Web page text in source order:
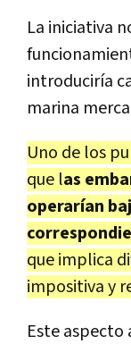
La iniciativa
introduciría
marina
Uno de los
que las
operarían
que implica
impositiva y
Este aspecto